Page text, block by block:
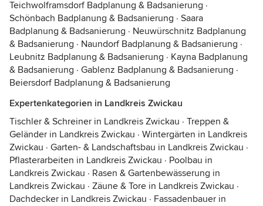
Teichwolframsdorf Badplanung & Badsanierung ·
Schönbach Badplanung & Badsanierung · Saara
Badplanung & Badsanierung · Neuwürschnitz Badplanung
& Badsanierung · Naundorf Badplanung & Badsanierung ·
Leubnitz Badplanung & Badsanierung · Kayna Badplanung
& Badsanierung · Gablenz Badplanung & Badsanierung ·
Beiersdorf Badplanung & Badsanierung
Expertenkategorien in Landkreis Zwickau
Tischler & Schreiner in Landkreis Zwickau · Treppen &
Geländer in Landkreis Zwickau · Wintergärten in Landkreis
Zwickau · Garten- & Landschaftsbau in Landkreis Zwickau ·
Pflasterarbeiten in Landkreis Zwickau · Poolbau in
Landkreis Zwickau · Rasen & Gartenbewässerung in
Landkreis Zwickau · Zäune & Tore in Landkreis Zwickau ·
Dachdecker in Landkreis Zwickau · Fassadenbauer in